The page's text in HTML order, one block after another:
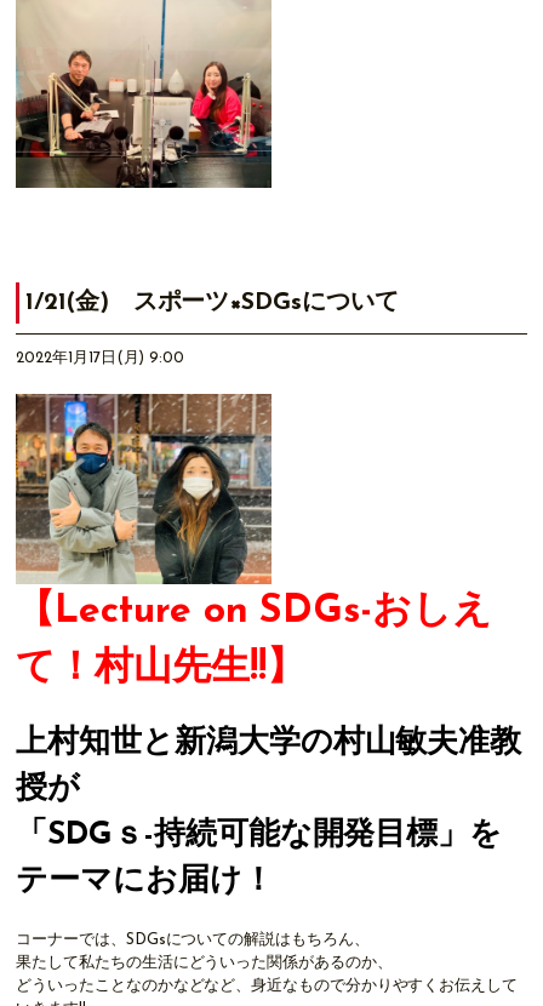
1/21(金) スポーツ×SDGsについて
2022年1月17日(月) 9:00
【Lecture on SDGs-おしえ
て！村山先生!!】
上村知世と新潟大学の村山敏夫准教
授が
「SDGｓ-持続可能な開発目標」を
テーマにお届け！
コーナーでは、SDGsについての解説はもちろん、
果たして私たちの生活にどういった関係があるのか、
どういったことなのかなどなど、身近なもので分かりやすくお伝えして